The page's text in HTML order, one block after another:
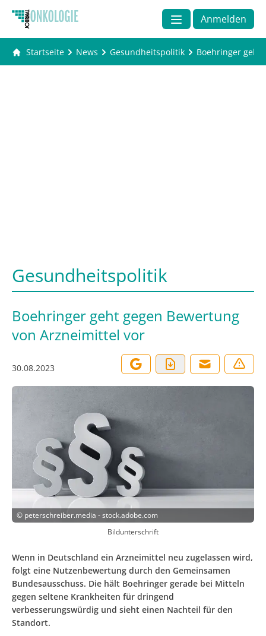
Anmelden
Startseite News Gesundheitspolitik Boehringer geht
Gesundheitspolitik
Boehringer geht gegen Bewertung
von Arzneimittel vor
30.08.2023
© peterschreiber.media - stock.adobe.com
Bildunterschrift
Wenn in Deutschland ein Arzneimittel neu zugelassen wird,
folgt eine Nutzenbewertung durch den Gemeinsamen
Bundesausschuss. Die hält Boehringer gerade bei Mitteln
gegen seltene Krankheiten für dringend
verbesserungswürdig und sieht einen Nachteil für den
Standort.